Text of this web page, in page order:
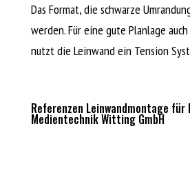
Das Format, die schwarze
werden. Für eine gute Planlage
nutzt die Leinwand ein Tension
Referenzen Leinwandmontage für
Medientechnik Witting GmbH